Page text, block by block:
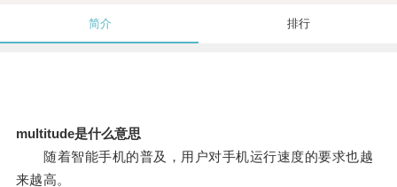
简介 排行
multitude是什么意思
随着智能手机的普及，用户对手机运行速度的要求也越
来越高。